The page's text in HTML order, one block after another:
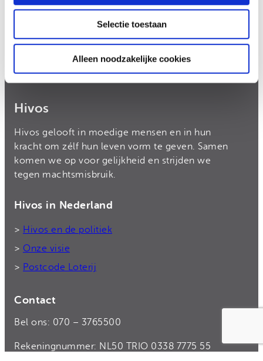
Selectie toestaan
Alleen noodzakelijke cookies
Volg ons opFacebook
X LinkedIn
Instagram
YouTube
Hivos
Hivos gelooft in moedige mensen en in hun
kracht om zélf hun leven vorm te geven. Samen
komen we op voor gelijkheid en strijden we
tegen machtsmisbruik.
Hivos in Nederland
> Hivos en de politiek
> Onze visie
> Postcode Loterij
Contact
Bel ons: 070 – 3765500
Rekeningnummer: NL50 TRIO 0338 7775 55